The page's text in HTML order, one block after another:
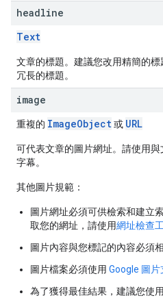
headline
Text
文章的標題。建議您改用精簡的
冗長的標題。
image
重複的 ImageObject 或 URL
可代表文章的圖片網址。請使用
字幕。
其他圖片規範：
圖片網址必須可供檢索和建立
取您的網址，請使用網址檢查
圖片內容與您標記的內容必須相
圖片檔案必須使用 Google 圖
為了獲得最佳結果，建議您使